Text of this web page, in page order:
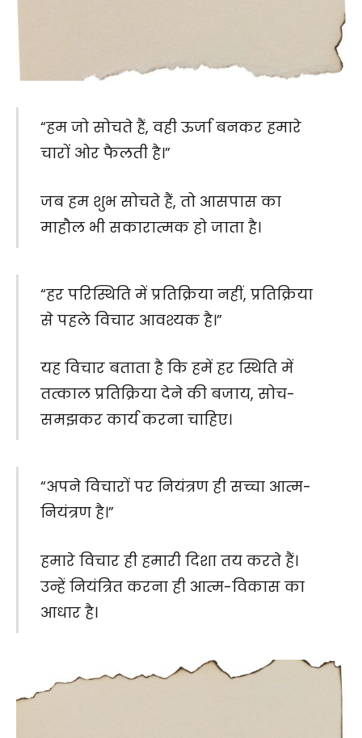
“हम जो सोचते हैं, वही ऊर्जा बनकर हमारे
चारों ओर फैलती है।”
जब हम शुभ सोचते हैं, तो आसपास का
माहौल भी सकारात्मक हो जाता है।
“हर परिस्थिति में प्रतिक्रिया नहीं, प्रतिक्रिया
से पहले विचार आवश्यक है।”
यह विचार बताता है कि हमें हर स्थिति में
तत्काल प्रतिक्रिया देने की बजाय, सोच-
समझकर कार्य करना चाहिए।
“अपने विचारों पर नियंत्रण ही सच्चा आत्म-
नियंत्रण है।”
हमारे विचार ही हमारी दिशा तय करते हैं।
उन्हें नियंत्रित करना ही आत्म-विकास का
आधार है।